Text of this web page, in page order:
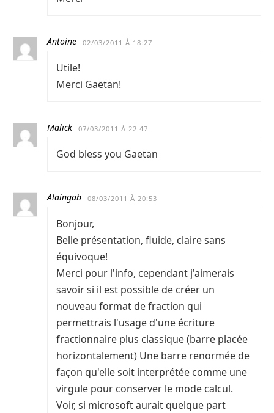
Antoine 02/03/2011 À 18:27
Utile!
Merci Gaëtan!
Malick 07/03/2011 À 22:47
God bless you Gaetan
Alaingab 08/03/2011 À 20:53
Bonjour,
Belle présentation, fluide, claire sans
équivoque!
Merci pour l'info, cependant j'aimerais
savoir si il est possible de créer un
nouveau format de fraction qui
permettrais l'usage d'une écriture
fractionnaire plus classique (barre placée
horizontalement) Une barre renormée de
façon qu'elle soit interprétée comme une
virgule pour conserver le mode calcul.
Voir, si microsoft aurait quelque part